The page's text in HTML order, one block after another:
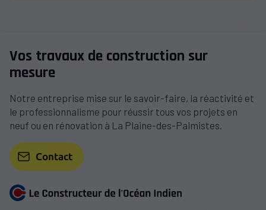
Vos travaux de construction sur
mesure
Notre entreprise mise sur le savoir-faire, la réactivité et
le professionnalisme pour réussir tous vos projets en
neuf ou en rénovation à La Plaine-des-Palmistes.
Contact